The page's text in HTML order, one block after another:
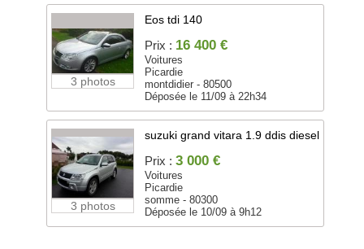
3 photos
Eos tdi 140
Prix : 16 400 €
Voitures
Picardie
montdidier - 80500
Déposée le 11/09 à 22h34
3 photos
suzuki grand vitara 1.9 ddis diesel
Prix : 3 000 €
Voitures
Picardie
somme - 80300
Déposée le 10/09 à 9h12